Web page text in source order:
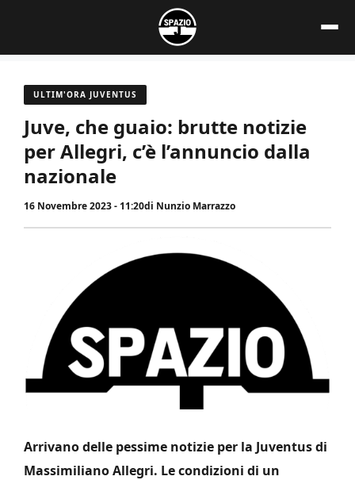
contenuto
ULTIM'ORA JUVENTUS
Juve, che guaio: brutte notizie
per Allegri, c’è l’annuncio dalla
nazionale
16 Novembre 2023 - 11:20di Nunzio Marrazzo
Arrivano delle pessime notizie per la Juventus di
Massimiliano Allegri. Le condizioni di un